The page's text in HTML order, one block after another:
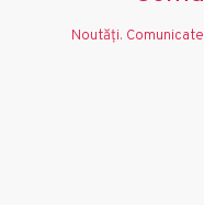
Noutăți.